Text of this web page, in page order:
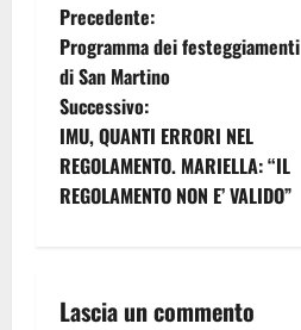
Precedente:
Programma dei festeggiamenti
di San Martino
Successivo:
IMU, QUANTI ERRORI NEL
REGOLAMENTO. MARIELLA: “IL
REGOLAMENTO NON E’ VALIDO”
Lascia un commento